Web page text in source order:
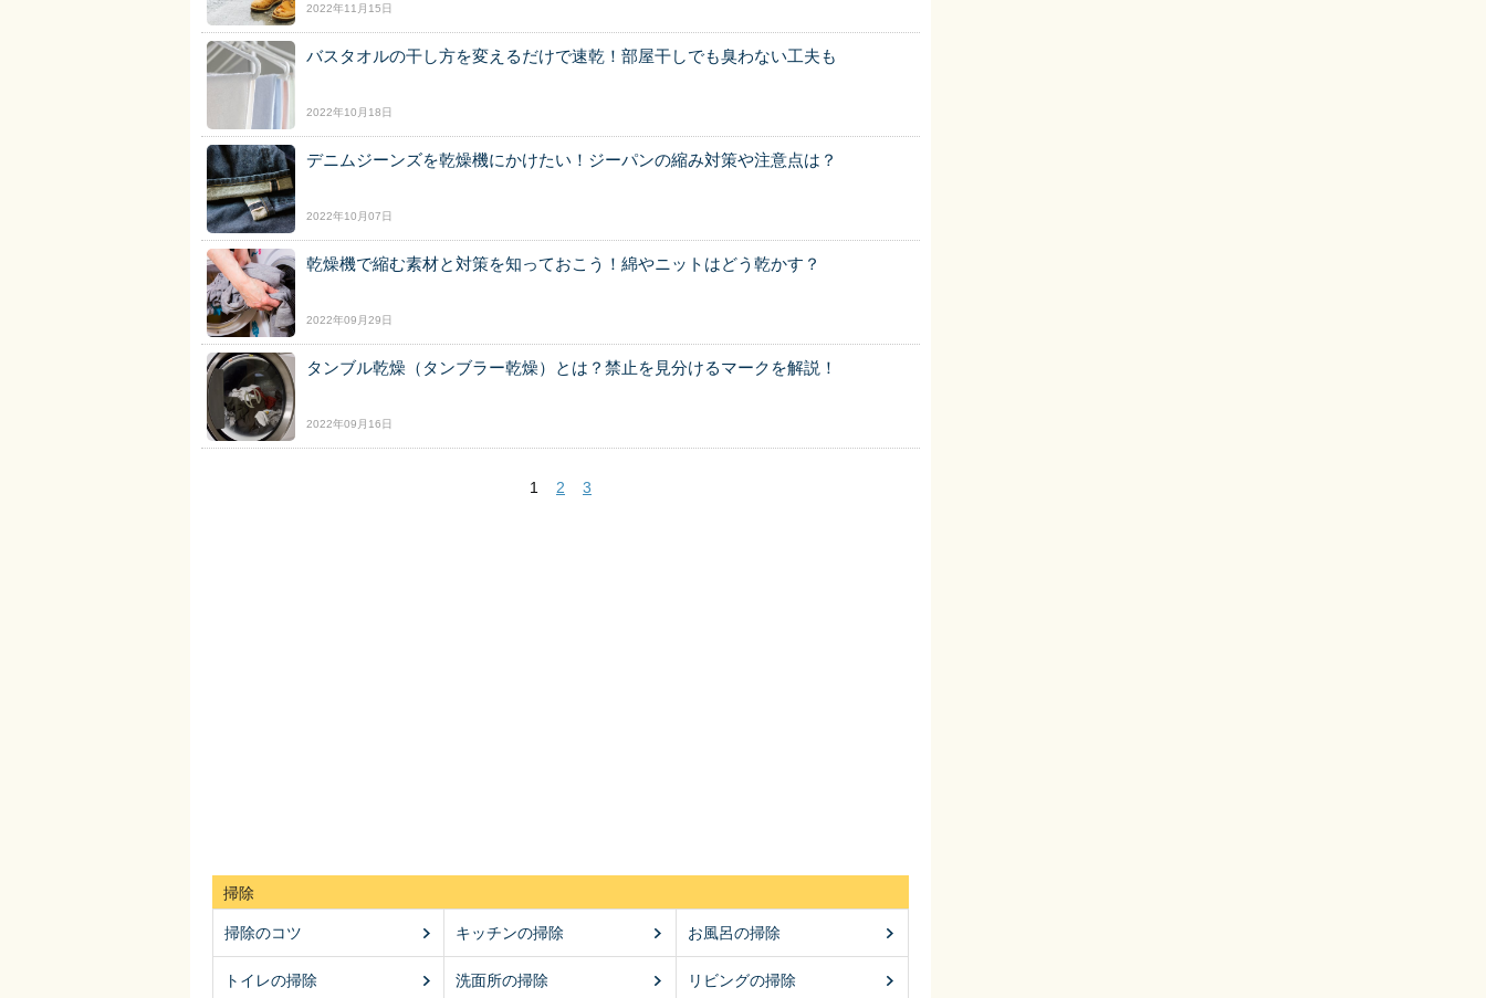
2022年11月15日
バスタオルの干し方を変えるだけで速乾！部屋干しでも臭わない工夫も
2022年10月18日
デニムジーンズを乾燥機にかけたい！ジーパンの縮み対策や注意点は？
2022年10月07日
乾燥機で縮む素材と対策を知っておこう！綿やニットはどう乾かす？
2022年09月29日
タンブル乾燥（タンブラー乾燥）とは？禁止を見分けるマークを解説！
2022年09月16日
1 2 3
掃除
掃除のコツ キッチンの掃除 お風呂の掃除
トイレの掃除 洗面所の掃除 リビングの掃除